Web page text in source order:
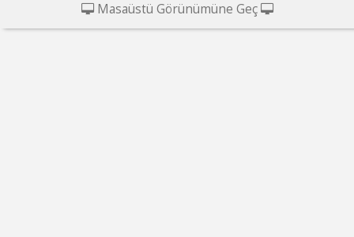
Masaüstü Görünümüne Geç